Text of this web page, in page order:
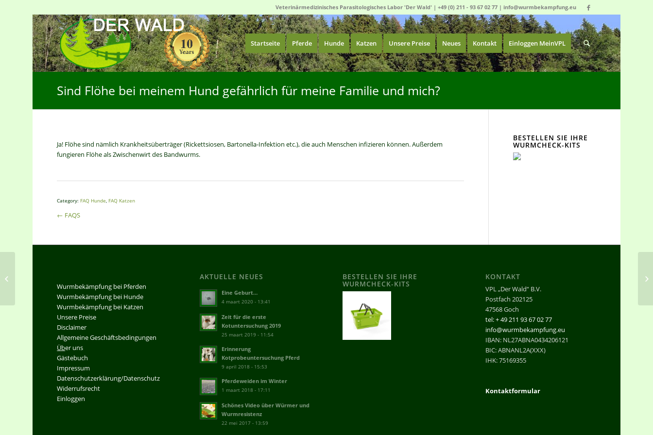
Veterinärmedizinisches Parasitologisches Labor 'Der Wald' | +49 (0) 211 - 93 67 02 77| info@wurmbekampfung.eu
Startseite Pferde Hunde Katzen Unsere Preise Neues Kontakt Einloggen MeinVPL
Sind Flöhe bei meinem Hund gefährlich für meine Familie und mich?
Ja! Flöhe sind nämlich Krankheitsüberträger (Rickettsiosen, Bartonella-Infektion etc.), die auch Menschen infizieren können. Außerdem
fungieren Flöhe als Zwischenwirt des Bandwurms.
Category: FAQ Hunde, FAQ Katzen
← FAQS
BESTELLEN SIE IHRE
WURMCHECK-KITS
Wurmbekämpfung bei Pferden
Wurmbekämpfung bei Hunde
Wurmbekämpfung bei Katzen
Unsere Preise
Disclaimer
Allgemeine Geschäftsbedingungen
Über uns
Gästebuch
Impressum
Datenschutzerklärung/Datenschutz
Widerrufsrecht
Einloggen
AKTUELLE NEUES
Eine Geburt…
4 maart 2020 - 13:41
Zeit für die erste
Kotuntersuchung 2019
25 maart 2019 - 11:54
Erinnerung
Kotprobeuntersuchung Pferd
9 april 2018 - 15:53
Pferdeweiden im Winter
1 maart 2018 - 17:11
Schönes Video über Würmer und
Wurmresistenz
22 mei 2017 - 13:59
BESTELLEN SIE IHRE
WURMCHECK-KITS
KONTAKT
VPL „Der Wald“ B.V.
Postfach 202125
47568 Goch
tel: + 49 211 93 67 02 77
info@wurmbekampfung.eu
IBAN: NL27ABNA0434206121
BIC: ABNANL2A(XXX)
IHK: 75169355
Kontaktformular
Menschen dar?